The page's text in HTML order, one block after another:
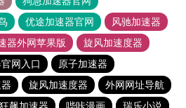
优途加速器官网
风驰加速器
器外网苹果版
旋风加速度器
网入口
原子加速器
旋风加速度器
外网网址导航